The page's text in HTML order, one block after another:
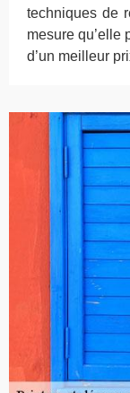
techniques de
mesure qu’elle
d’un meilleur